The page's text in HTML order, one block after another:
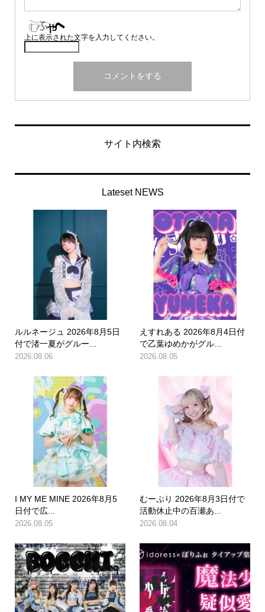
上に表示された文字を入力してください。
サイト内検索
Lateset NEWS
ルルネージュ 2026年8月5日
付で渚一夏がグルー...
2026.08.06
えすれある 2026年8月4日付
で乙葉ゆめかがグル...
2026.08.05
I MY ME MINE 2026年8月5
日付で広...
2026.08.05
むーぷり 2026年8月3日付で
活動休止中の百瀬あ...
2026.08.04